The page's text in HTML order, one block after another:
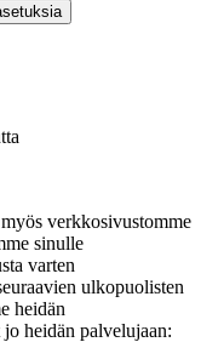
verkkosivustomme
sinulle
varten
ulkopuolisten
heidän
heidän palvelujaan: